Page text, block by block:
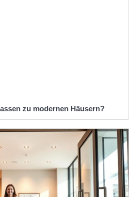
zu modernen Häusern?